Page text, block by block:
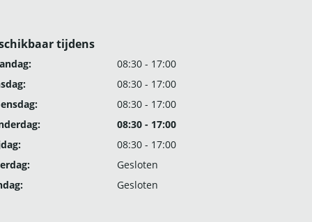
tijdens
08:30 - 17:00
08:30 - 17:00
08:30 - 17:00
08:30 - 17:00
08:30 - 17:00
Gesloten
Gesloten